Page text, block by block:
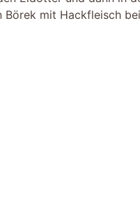
Börek mit Hackfleisch